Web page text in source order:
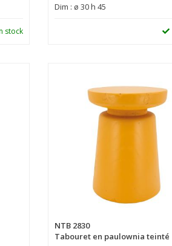
stock
Dim : ø 30 h 45
NTB 2830
Tabouret en paulownia teinté